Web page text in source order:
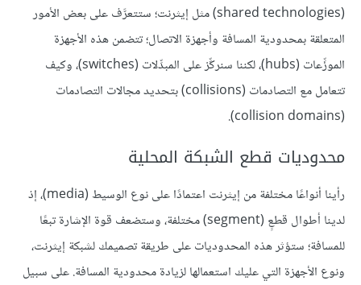
(shared technologies) مثل إيثرنت؛ ستتعرَّف على بعض الأمور
المتعلقة بمحدودية المسافة وأجهزة الاتصال؛ تتضمن هذه الأجهزة
الموزِّعات (hubs)، لكننا سنركِّز على المبدِّلات (switches)، وكيف
تتعامل مع التصادمات (collisions) بتحديد مجالات التصادمات
(collision domains).
محدوديات قطع الشبكة المحلية
رأينا أنواعًا مختلفة من إيثرنت اعتمادًا على نوع الوسيط (media)، إذ
لدينا أطوال قطعٍ (segment) مختلفة، وستضعف قوة الإشارة تبعًا
للمسافة؛ ستؤثر هذه المحدوديات على طريقة تصميمك لشبكة إيثرنت،
ونوع الأجهزة التي عليك استعمالها لزيادة محدودية المسافة. على سبيل